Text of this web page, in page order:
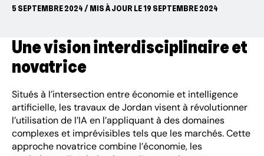
5 SEPTEMBRE 2024 / MIS À JOUR LE 19 SEPTEMBRE 2024
Une vision interdisciplinaire et
novatrice
Situés à l’intersection entre économie et intelligence
artificielle, les travaux de Jordan visent à révolutionner
l’utilisation de l’IA en l’appliquant à des domaines
complexes et imprévisibles tels que les marchés. Cette
approche novatrice combine l’économie, les